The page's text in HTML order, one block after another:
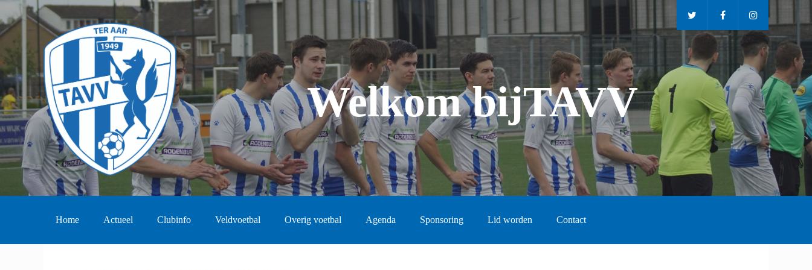
Welkom bijTAVV
Home Actueel Clubinfo Veldvoetbal Overig voetbal Agenda Sponsoring Lid worden Contact